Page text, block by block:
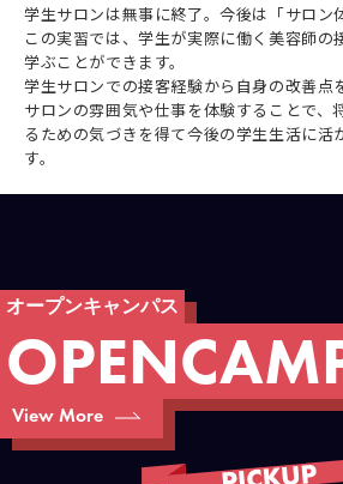
学生サロンは無事に終了。今後は「サロン
この実習では、学生が実際に働く美容師の
学ぶことができます。
学生サロンでの接客経験から自身の改善点
サロンの雰囲気や仕事を体験することで、
るための気づきを得て今後の学生生活に活
す。
オープンキャンパス
OPENCAM
View More